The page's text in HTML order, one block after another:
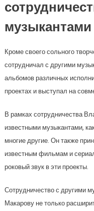
музыкантами
Кроме своего сольного
сотрудничал с другими
альбомов различных
проектах и выступал на
В рамках сотрудничества
известными музыкантами,
многие другие. Он также
известным фильмам и
роковый звук в эти проекты.
Сотрудничество с другими
Макарову не только